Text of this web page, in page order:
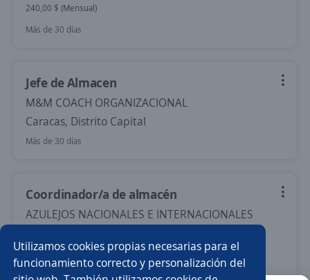
Utilizamos cookies propias necesarias para el
funcionamiento correcto y personalización del
240,00 $ (Mensual)
Más de 30 días
Jefe de Almacen
M&M COACH ORGANIZACIONAL
Caracas, Distrito Capital
Más de 30 días
Coordinador/a de almacén
AZULEJOS NACIONALES E INTERNACIONALES
240,00 $ (Mensual)
Más de 30 días